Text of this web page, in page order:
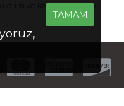
ve kabul ediyorum.
TAMAM